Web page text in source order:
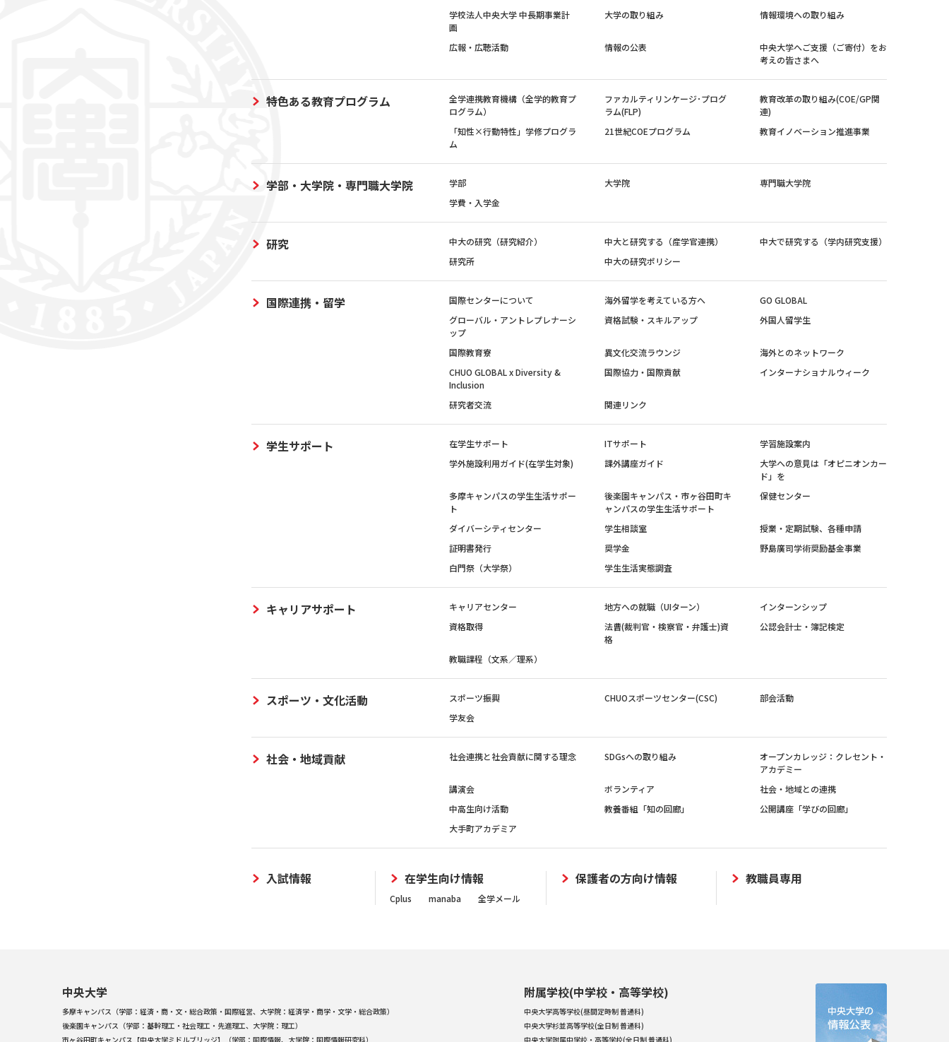
学校法人中央大学 中長期事業計
画
大学の取り組み 情報環境への取り組み
広報・広聴活動 情報の公表
中央大学へご支援（ご寄付）をお
考えの皆さまへ
特色ある教育プログラム
全学連携教育機構（全学的教育プ
ログラム）
ファカルティリンケージ･プログ
ラム(FLP)
教育改革の取り組み(COE/GP関
連)
「知性×行動特性」学修プログラ
ム
21世紀COEプログラム 教育イノベーション推進事業
学部・大学院・専門職大学院 学部 大学院
専門職大学院
学費・入学金
研究 中大の研究（研究紹介） 中大と研究する（産学官連携）
中大で研究する（学内研究支援）
研究所
中大の研究ポリシー
国際連携・留学 国際センターについて 海外留学を考えている方へ
GO GLOBAL
グローバル・アントレプレナーシ
ップ
資格試験・スキルアップ 外国人留学生
国際教育寮 異文化交流ラウンジ
海外とのネットワーク
CHUO GLOBAL x Diversity &
Inclusion
国際協力・国際貢献 インターナショナルウィーク
研究者交流 関連リンク
学生サポート 在学生サポート ITサポート
学習施設案内
学外施設利用ガイド(在学生対象)
課外講座ガイド
大学への意見は「オピニオンカー
ド」を
多摩キャンパスの学生生活サポー
ト
後楽園キャンパス・市ヶ谷田町キ
ャンパスの学生生活サポート
保健センター
ダイバーシティセンター 学生相談室
授業・定期試験、各種申請
証明書発行
奨学金
野島廣司学術奨励基金事業
白門祭（大学祭）
学生生活実態調査
キャリアサポート キャリアセンター 地方への就職（UIターン）
インターンシップ
資格取得
法曹(裁判官・検察官・弁護士)資
格
公認会計士・簿記検定
教職課程（文系／理系）
スポーツ・文化活動 スポーツ振興 CHUOスポーツセンター(CSC)
部会活動
学友会
社会・地域貢献 社会連携と社会貢献に関する理念 SDGsへの取り組み
オープンカレッジ：クレセント・
アカデミー
講演会
ボランティア
社会・地域との連携
中高生向け活動
教養番組「知の回廊」
公開講座「学びの回廊」
大手町アカデミア
入試情報 在学生向け情報
Cplus manaba 全学メール
保護者の方向け情報 教職員専用
中央大学
多摩キャンパス（学部：経済・商・文・総合政策・国際経営、大学院：経済学・商学・文学・総合政策）
後楽園キャンパス（学部：基幹理工・社会理工・先進理工、大学院：理工）
市ヶ谷田町キャンパス【中央大学ミドルブリッジ】（学部：国際情報、大学院：国際情報研究科）
附属学校(中学校・高等学校)
中央大学高等学校(昼間定時制 普通科)
中央大学杉並高等学校(全日制 普通科)
中央大学附属中学校・高等学校(全日制 普通科)